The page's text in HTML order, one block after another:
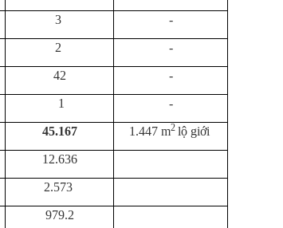
3 -
2 -
42 -
1 -
45.167 1.447 m2 lộ giới
12.636
2.573
979.2